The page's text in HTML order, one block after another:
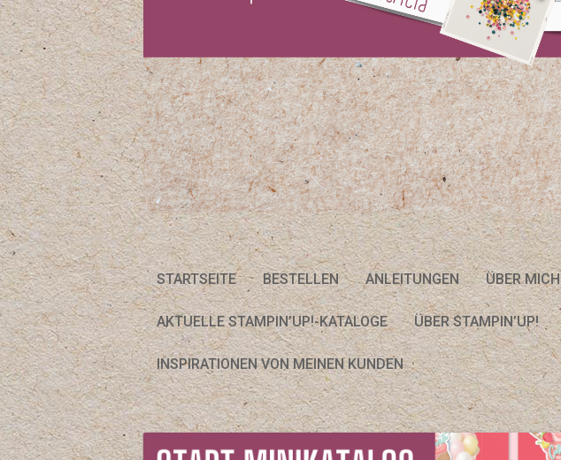
STARTSEITE BESTELLEN ANLEITUNGEN ÜBER MICH
AKTUELLE STAMPIN’UP!-KATALOGE ÜBER STAMPIN’UP!
INSPIRATIONEN VON MEINEN KUNDEN